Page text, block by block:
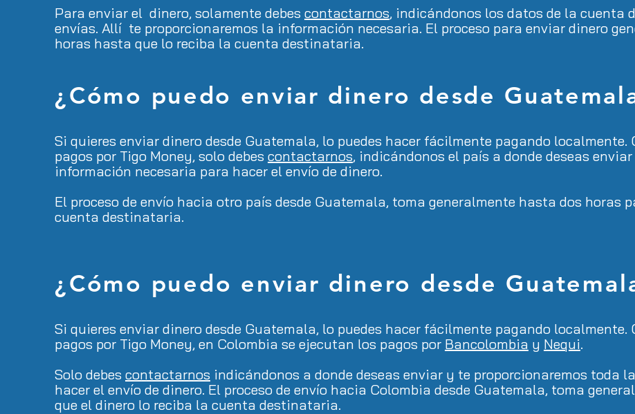
Para enviar el dinero, solamente debes contactarnos, indicándonos los datos de la cuenta
envías. Allí te proporcionaremos la información necesaria. El proceso para enviar dinero
horas hasta que lo reciba la cuenta destinataria.
¿Cómo puedo enviar dinero desde
Si quieres enviar dinero desde Guatemala, lo puedes hacer fácilmente pagando
pagos por Tigo Money, solo debes contactarnos, indicándonos el país a donde deseas
información necesaria para hacer el envío de dinero.
El proceso de envío hacia otro país desde Guatemala, toma generalmente hasta dos horas
cuenta destinataria.
¿Cómo puedo enviar dinero desde
Si quieres enviar dinero desde Guatemala, lo puedes hacer fácilmente pagando
pagos por Tigo Money, en Colombia se ejecutan los pagos por Bancolombia y Nequi.
Solo debes contactarnos indicándonos a donde deseas enviar y te proporcionaremos toda
hacer el envío de dinero. El proceso de envío hacia Colombia desde Guatemala, toma
que el dinero lo reciba la cuenta destinataria.